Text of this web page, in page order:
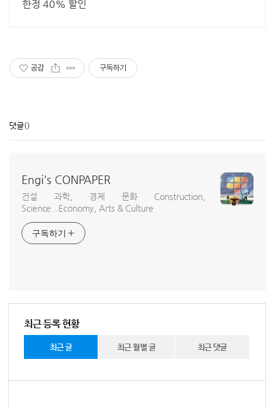
한정 40% 할인
공감 구독하기
댓글()
Engi's CONPAPER
건설 과학, 경제 문화 Construction,
Science...Economy, Arts & Culture
구독하기
최근 등록 현황
최근 글 최근 월별 글 최근 댓글